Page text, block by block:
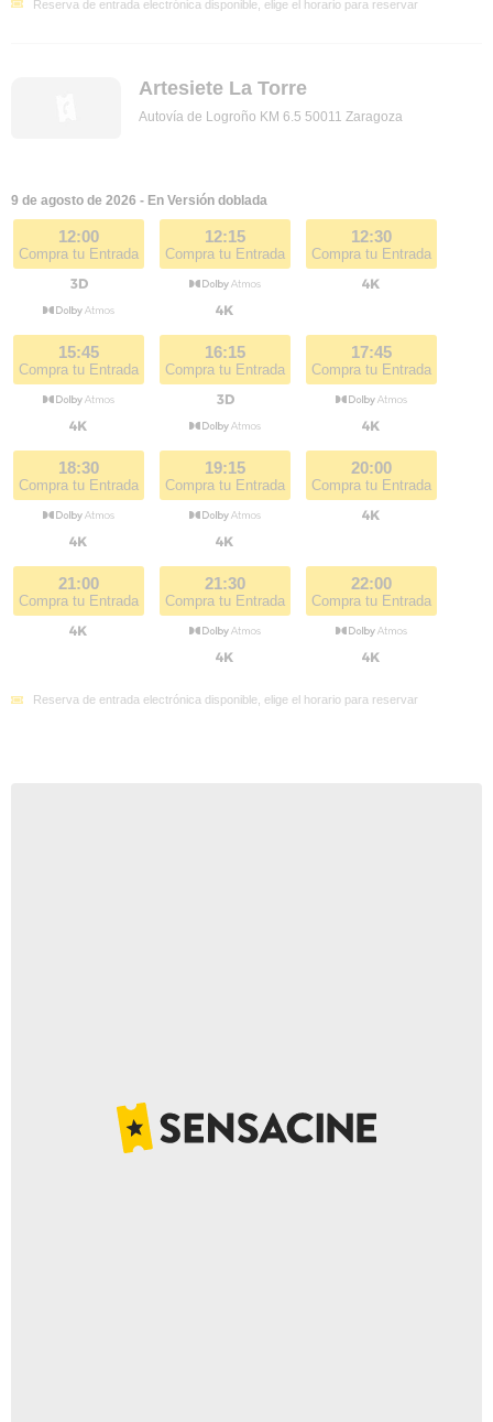
Reserva de entrada electrónica disponible, elige el horario para reservar
Artesiete La Torre
Autovía de Logroño KM 6.5 50011 Zaragoza
9 de agosto de 2026 - En Versión doblada
12:00
Compra tu Entrada
12:15
Compra tu Entrada
12:30
Compra tu Entrada
15:45
Compra tu Entrada
16:15
Compra tu Entrada
17:45
Compra tu Entrada
18:30
Compra tu Entrada
19:15
Compra tu Entrada
20:00
Compra tu Entrada
21:00
Compra tu Entrada
21:30
Compra tu Entrada
22:00
Compra tu Entrada
Reserva de entrada electrónica disponible, elige el horario para reservar